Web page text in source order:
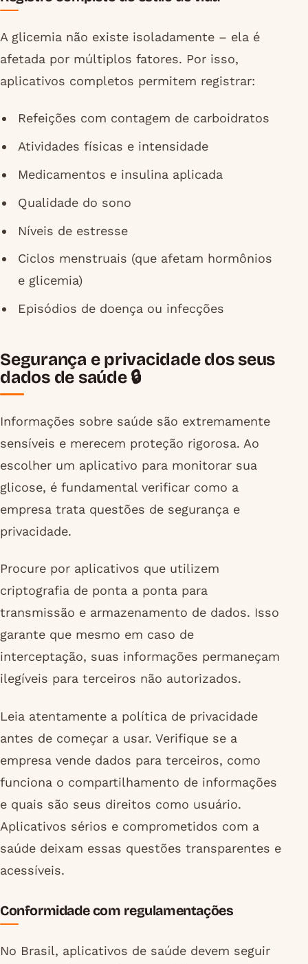
A glicemia não existe isoladamente – ela é
afetada por múltiplos fatores. Por isso,
aplicativos completos permitem registrar:
Refeições com contagem de carboidratos
Atividades físicas e intensidade
Medicamentos e insulina aplicada
Qualidade do sono
Níveis de estresse
Ciclos menstruais (que afetam hormônios
e glicemia)
Episódios de doença ou infecções
Segurança e privacidade dos seus
dados de saúde 🔒
Informações sobre saúde são extremamente
sensíveis e merecem proteção rigorosa. Ao
escolher um aplicativo para monitorar sua
glicose, é fundamental verificar como a
empresa trata questões de segurança e
privacidade.
Procure por aplicativos que utilizem
criptografia de ponta a ponta para
transmissão e armazenamento de dados. Isso
garante que mesmo em caso de
interceptação, suas informações permaneçam
ilegíveis para terceiros não autorizados.
Leia atentamente a política de privacidade
antes de começar a usar. Verifique se a
empresa vende dados para terceiros, como
funciona o compartilhamento de informações
e quais são seus direitos como usuário.
Aplicativos sérios e comprometidos com a
saúde deixam essas questões transparentes e
acessíveis.
Conformidade com regulamentações
No Brasil, aplicativos de saúde devem seguir